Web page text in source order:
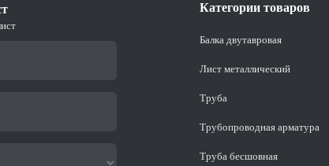
Категории товаров
Балка двутавровая
Лист металлический
Труба
Трубопроводная арматура
Труба бесшовная